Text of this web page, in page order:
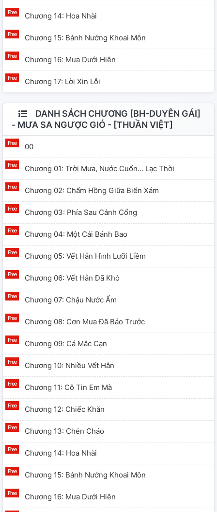
Chương 14: Hoa Nhài
Chương 15: Bánh Nướng Khoai Môn
Chương 16: Mưa Dưới Hiên
Chương 17: Lời Xin Lỗi
DANH SÁCH CHƯƠNG [BH-DUYÊN GÁI]
- MƯA SA NGƯỢC GIÓ - [THUẦN VIỆT]
00
Chương 01: Trời Mưa, Nước Cuốn... Lạc Thời
Chương 02: Chấm Hồng Giữa Biển Xám
Chương 03: Phía Sau Cánh Cổng
Chương 04: Một Cái Bánh Bao
Chương 05: Vết Hằn Hình Lưỡi Liềm
Chương 06: Vết Hằn Đã Khô
Chương 07: Chậu Nước Ấm
Chương 08: Cơn Mưa Đã Báo Trước
Chương 09: Cá Mắc Cạn
Chương 10: Nhiều Vết Hằn
Chương 11: Cô Tin Em Mà
Chương 12: Chiếc Khăn
Chương 13: Chén Cháo
Chương 14: Hoa Nhài
Chương 15: Bánh Nướng Khoai Môn
Chương 16: Mưa Dưới Hiên